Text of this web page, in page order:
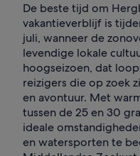
De beste tijd om
vakantieverblijf is
juli, wanneer de
levendige lokale
hoogseizoen, dat
reizigers die op zoek
en avontuur. Met
tussen de 25 en 30
ideale
en watersporten te